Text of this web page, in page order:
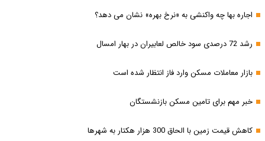
اجاره بها چه واکنشی به «نرخ بهره» نشان می دهد؟
رشد 72 درصدی سود خالص لعابیران در بهار امسال
بازار معاملات مسکن وارد فاز انتظار شده است
خبر مهم برای تامین مسکن بازنشستگان
کاهش قیمت زمین با الحاق 300 هزار هکتار به شهرها